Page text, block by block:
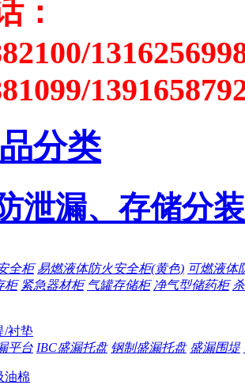
：
分类
泄漏、存储分装
全柜 易燃液体防火安全柜(黄色) 可燃液体
柜 紧急器材柜 气罐存储柜 净气型储药柜
/衬垫
平台 IBC盛漏托盘 钢制盛漏托盘 盛漏围堤
油棉